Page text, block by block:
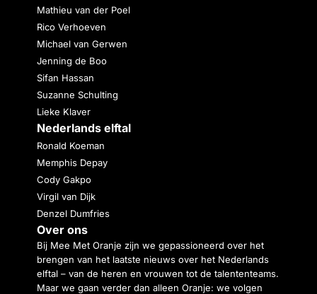
Mathieu van der Poel
Rico Verhoeven
Michael van Gerwen
Jenning de Boo
Sifan Hassan
Suzanne Schulting
Lieke Klaver
Nederlands elftal
Ronald Koeman
Memphis Depay
Cody Gakpo
Virgil van Dijk
Denzel Dumfries
Over ons
Bij Mee Met Oranje zijn we gepassioneerd over het
brengen van het laatste nieuws over het Nederlands
elftal – van de heren en vrouwen tot de talententeams.
Maar we gaan verder dan alleen Oranje: we volgen